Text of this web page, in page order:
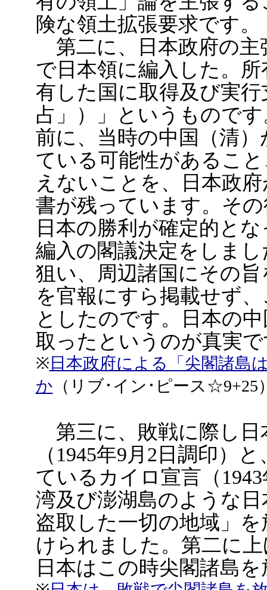
険な領土拡張要求です。
第二に、日本政府の主
で日本領に編入した。
有した国に取得及び実
占」）」というもので
前に、当時の中国（清
ている可能性があるこ
えないことを、日本政
書が残っています。そ
日本の勝利が確定的と
編入の閣議決定をしま
狙い、周辺諸国にその
を官報にすら掲載せず
としたのです。日本の
取ったというのが真実
※ 日本政府による「尖閣諸島
か （リブ･イン･ピース☆9+25
第三に、敗戦に際し日
（1945年9月2日調印）
ているカイロ宣言（
湾及び澎湖島のような
盗取した一切の地域」
けられました。第二に
日本はこの時尖閣諸島